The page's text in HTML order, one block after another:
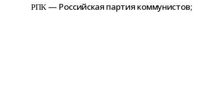
РПК— Российская пар­тия коммунистов;